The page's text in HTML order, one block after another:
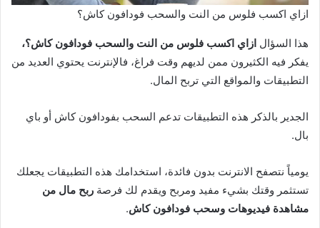
ازاي اكسب فلوس من النت والسحب فودافون كاش؟
هذا السؤال ازاي اكسب فلوس من النت والسحب فودافون كاش؟،
يفكر فيه الكثيرون ممن لديهم وقت فراغ، فالإنترنت يحتوي العديد من
التطبيقات والمواقع التي تربح المال.
الجدير بالذكر هذه التطبيقات تدعم السحب بفودافون كاش أو باي
بال.
يومياً نتصفح الانترنت بدون فائدة، استخدامك هذه التطبيقات يجعلك
تستثمر وقتك بشيء مفيد ومربح ويقدم لك فرصة ربح مال من
مشاهدة فيديوهات وسحب فودافون كاش.